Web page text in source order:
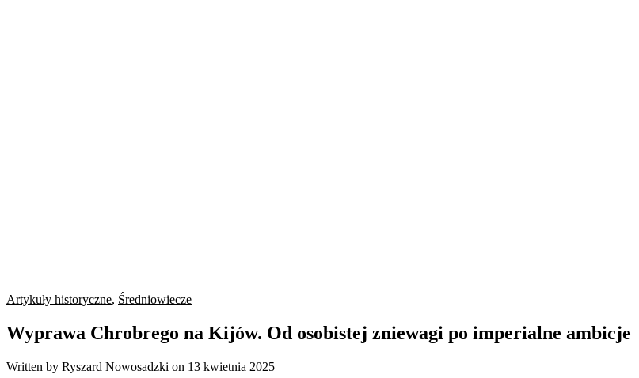
Artykuły historyczne, Średniowiecze
Wyprawa Chrobrego na Kijów. Od osobistej zniewagi po imperialne ambicje
Written by Ryszard Nowosadzki on 13 kwietnia 2025